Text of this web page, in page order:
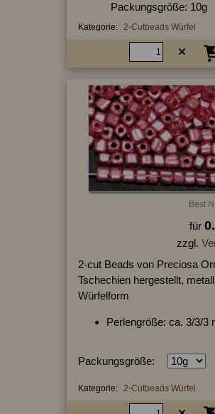
Packungsgröße: 10g
Kategorie: 2-Cutbeads Würfel
für
zzgl.
2-cut Beads von Preciosa
Tschechien hergestellt,
Würfelform
Perlengröße: ca. 3/3/3
Packungsgröße:
Kategorie: 2-Cutbeads Würfel